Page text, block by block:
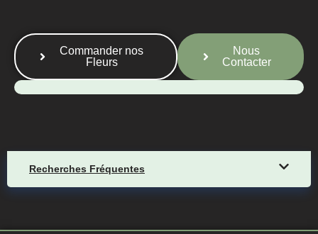
Commander nos
Fleurs
Nous
Contacter
Recherches Fréquentes